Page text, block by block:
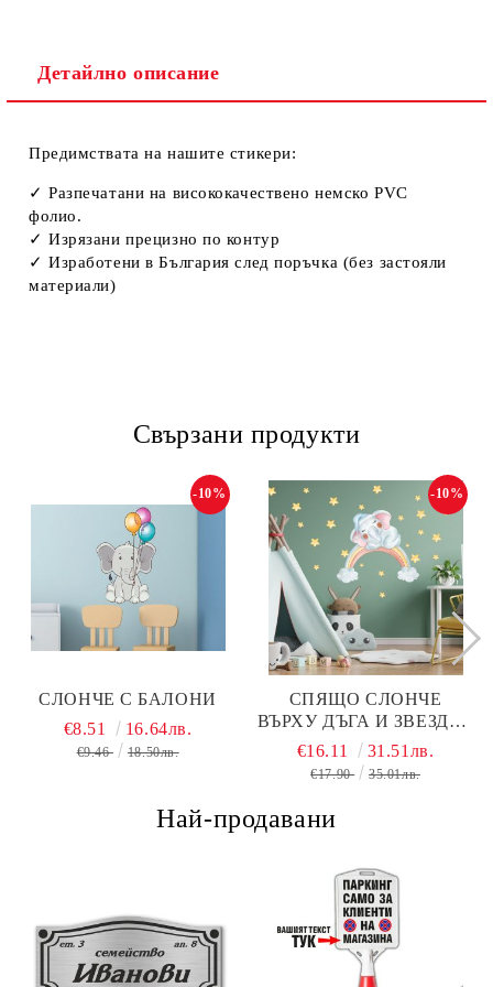
Детайлно описание
Предимствата на нашите стикери:
✓ Разпечатани нa висококачествено немско PVC
фолио.
✓ Изрязани прецизно по контур
✓ Изработени в България след поръчка (без застояли
материали)
Свързани продукти
СЛОНЧЕ С БАЛОНИ
-10%
€8.51 16.64лв.
€9.46 18.50лв.
СПЯЩО СЛОНЧЕ
ВЪРХУ ДЪГА И ЗВЕЗДИ -
СТИКЕР С ЕФЕКТ НА
РИСУНКА
-10%
€16.11 31.51лв.
€17.90 35.01лв.
Най-продавани